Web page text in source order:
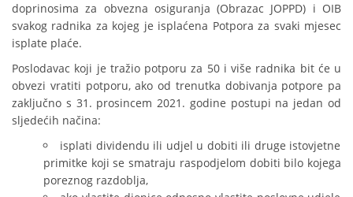
doprinosima za obvezna osiguranja (Obrazac JOPPD) i OIB
svakog radnika za kojeg je isplaćena Potpora za svaki mjesec
isplate plaće.
Poslodavac koji je tražio potporu za 50 i više radnika bit će u
obvezi vratiti potporu, ako od trenutka dobivanja potpore pa
zaključno s 31. prosincem 2021. godine postupi na jedan od
sljedećih načina:
isplati dividendu ili udjel u dobiti ili druge istovjetne
primitke koji se smatraju raspodjelom dobiti bilo kojega
poreznog razdoblja,